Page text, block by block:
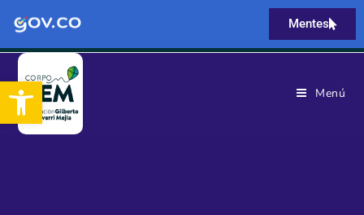
Abrir barra de herramientas
Mentes
Menú